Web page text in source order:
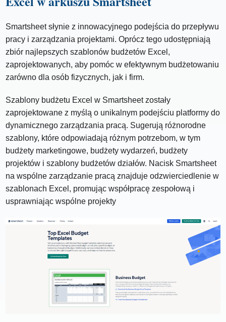
Smartsheet słynie z innowacyjnego podejścia do przepływu
pracy i zarządzania projektami. Oprócz tego udostępniają
zbiór najlepszych szablonów budżetów Excel,
zaprojektowanych, aby pomóc w efektywnym budżetowaniu
zarówno dla osób fizycznych, jak i firm.
Szablony budżetu Excel w Smartsheet zostały
zaprojektowane z myślą o unikalnym podejściu platformy do
dynamicznego zarządzania pracą. Sugerują różnorodne
szablony, które odpowiadają różnym potrzebom, w tym
budżety marketingowe, budżety wydarzeń, budżety
projektów i szablony budżetów działów. Nacisk Smartsheet
na wspólne zarządzanie pracą znajduje odzwierciedlenie w
szablonach Excel, promując współpracę zespołową i
usprawniając wspólne projekty